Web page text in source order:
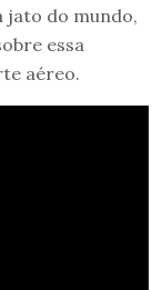
jato do mundo,
essa
aéreo.